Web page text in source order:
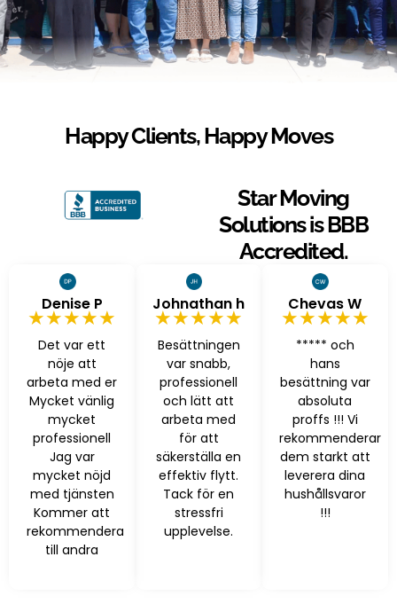
Happy Clients, Happy Moves
Star Moving
Solutions is BBB
Accredited.
Denise P
★★★★★
Det var ett
nöje att
arbeta med er
Mycket vänlig
mycket
professionell
Jag var
mycket nöjd
med tjänsten
Kommer att
rekommendera
till andra
Johnathan h
★★★★★
Besättningen
var snabb,
professionell
och lätt att
arbeta med
för att
säkerställa en
effektiv flytt.
Tack för en
stressfri
upplevelse.
Chevas W
★★★★★
***** och
hans
besättning var
absoluta
proffs !!! Vi
rekommenderar
dem starkt att
leverera dina
hushållsvaror
!!!